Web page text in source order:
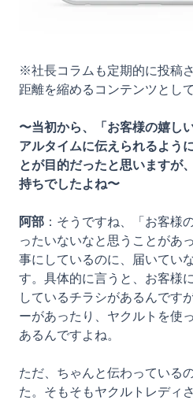
※社長コラムも定期的に投稿
距離を縮めるコンテンツとし
〜当初から、「お客様の嬉し
アルタイムに伝えられるよう
とが目的だったと思いますが
持ちでしたよね〜
阿部 ：そうですね、「お客様
ったいないなと思うことがあ
事にしているのに、届いてい
す。具体的に言うと、お客様
しているチラシがあるんです
ーがあったり、ヤクルトを使
あるんですよね。
ただ、ちゃんと伝わっている
た。そもそもヤクルトレディ